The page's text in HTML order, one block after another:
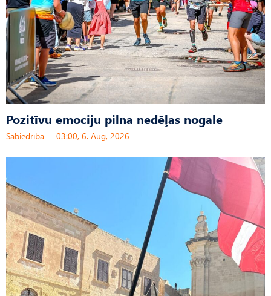
Pozitīvu emociju pilna nedēļas nogale
Sabiedrība 03:00, 6. Aug, 2026